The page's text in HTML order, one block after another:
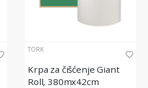
TORK
Krpa za čišćenje Giant
Roll, 380mx42cm